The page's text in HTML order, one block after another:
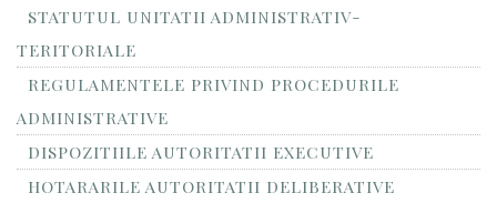
STATUTUL UNITATII ADMINISTRATIV-
TERITORIALE
REGULAMENTELE PRIVIND PROCEDURILE
ADMINISTRATIVE
DISPOZITIILE AUTORITATII EXECUTIVE
HOTARARILE AUTORITATII DELIBERATIVE